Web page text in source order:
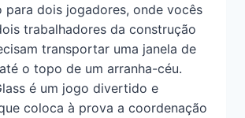
para dois jogadores, onde vocês
trabalhadores da construção
transportar uma janela de
o topo de um arranha-céu.
é um jogo divertido e
coloca à prova a coordenação